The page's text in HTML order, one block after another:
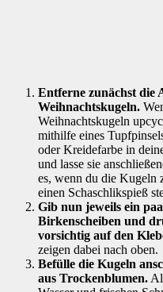
Entferne zunächst die
Weihnachtskugeln.
Weihnachtskugeln
mithilfe eines
oder Kreidefarbe in
und lasse sie
es, wenn du die Kugeln
einen Schaschlikspieß
Gib nun jeweils ein
Birkenscheiben und
vorsichtig auf den
zeigen dabei nach oben.
Befülle die Kugeln
aus Trockenblumen.